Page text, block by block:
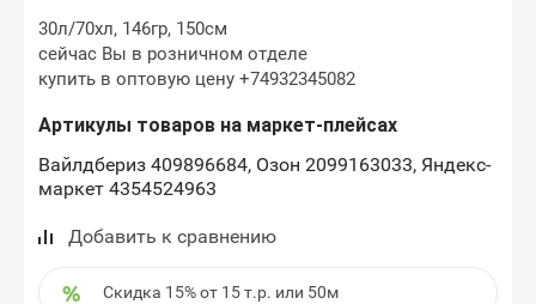
30л/70хл, 146гр, 150см
сейчас Вы в розничном отделе
купить в оптовую цену +74932345082
Артикулы товаров на маркет-плейсах
Вайлдбериз 409896684, Озон 2099163033, Яндекс-
маркет 4354524963
Добавить к сравнению
Скидка 15% от 15 т.р. или 50м